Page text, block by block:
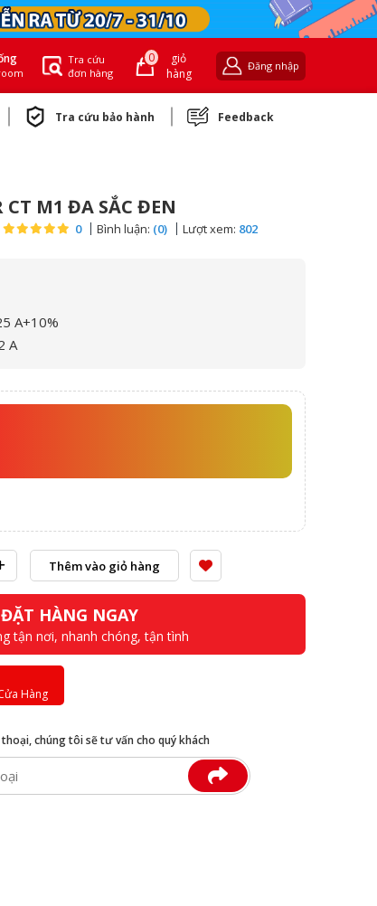
Tra cứu
đơn hàng
0
giỏ
hàng
Đăng nhập
Tra cứu bảo hành Feedback
CT M1 ĐA SẮC ĐEN
0 Bình luận: (0) Lượt xem: 802
A+10%
A
Thêm vào giỏ hàng
ĐẶT HÀNG NGAY
tận nơi, nhanh chóng, tận tình
Hàng
chúng tôi sẽ tư vấn cho quý khách